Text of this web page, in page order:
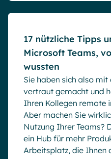
17 nützliche Tipps
Microsoft Teams,
wussten
Sie haben sich also
vertraut gemacht und
Ihren Kollegen remote
Aber machen Sie
Nutzung Ihrer Teams?
ein Hub für mehr
Arbeitsplatz, die Ihnen